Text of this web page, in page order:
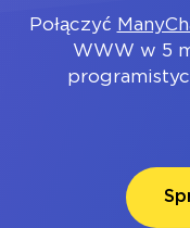
Połączyć
WWW w 5